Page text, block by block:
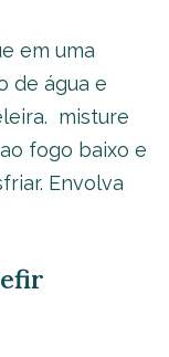
em uma
de água e
misture
fogo baixo e
Envolva